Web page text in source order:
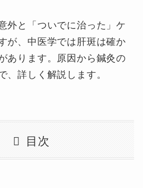
外と「ついでに治った」ケ
が、中医学では肝斑は確か
あります。原因から鍼灸の
、詳しく解説します。
目次